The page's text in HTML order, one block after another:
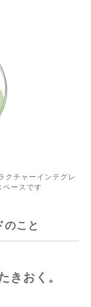
クチャーインテグレ
ペースです
のこと
きおく。